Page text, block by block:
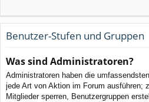
Benutzer-Stufen und Gruppen
Was sind Administratoren?
Administratoren haben die
jede Art von Aktion im Forum ausführen;
Mitglieder sperren, Benutzergruppen